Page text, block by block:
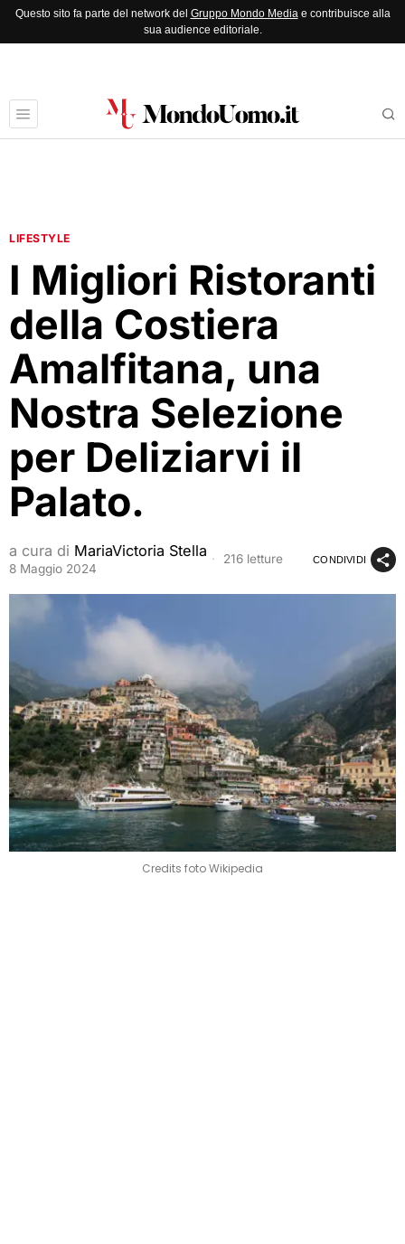
Questo sito fa parte del network del Gruppo Mondo Mediae contribuisce alla
sua audience editoriale.
LIFESTYLE
I Migliori Ristoranti
della Costiera
Amalfitana, una
Nostra Selezione
per Deliziarvi il
Palato.
a cura di MariaVictoria Stella
8 Maggio 2024
216 letture CONDIVIDI
Credits foto Wikipedia